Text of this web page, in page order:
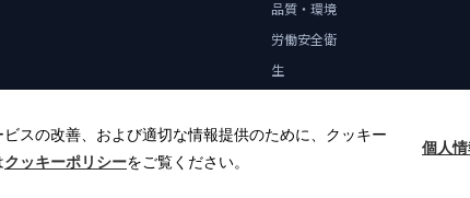
品質・環境
労働安全衛
生
スの改善、および適切な情報提供のために、クッキー
クッキーポリシーをご覧ください。
個人